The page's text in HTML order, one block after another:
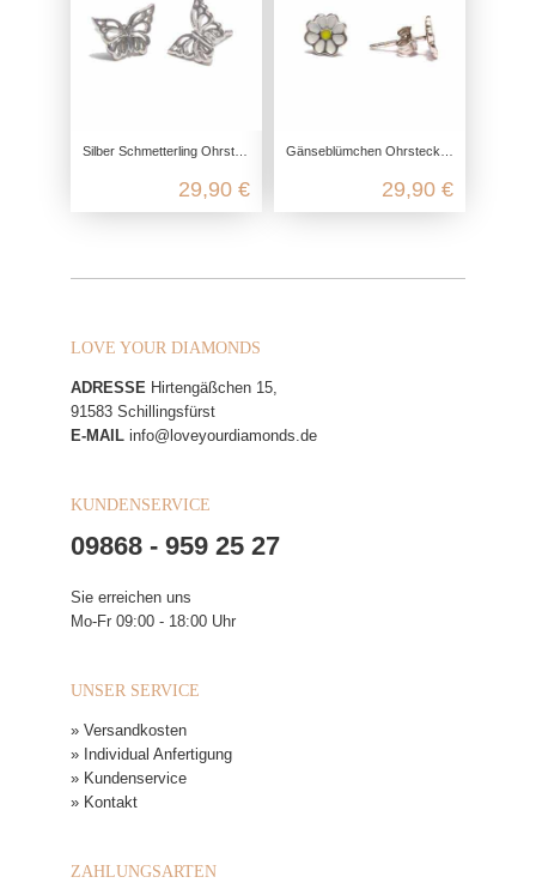
Silber Schmetterling Ohrstecker aus 925 Sterling Silber
29,90 €
Gänseblümchen Ohrstecker aus 925 Sterling Silber
29,90 €
LOVE YOUR DIAMONDS
ADRESSE Hirtengäßchen 15,
91583 Schillingsfürst
E-MAIL info@loveyourdiamonds.de
KUNDENSERVICE
09868 - 959 25 27
Sie erreichen uns
Mo-Fr 09:00 - 18:00 Uhr
UNSER SERVICE
» Versandkosten
» Individual Anfertigung
» Kundenservice
» Kontakt
ZAHLUNGSARTEN